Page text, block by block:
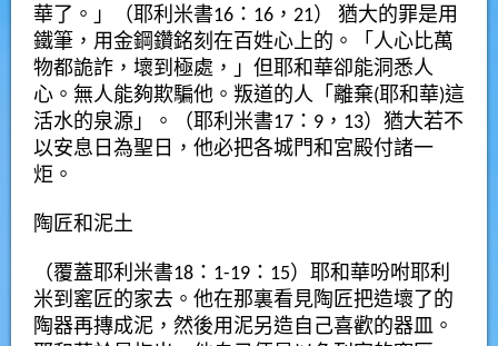
華了。」（耶利米書16：16，21） 猶大的罪是用
鐵筆，用金鋼鑽銘刻在百姓心上的。「人心比萬
物都詭詐，壞到極處，」但耶和華卻能洞悉人
心。無人能夠欺騙他。叛道的人「離棄(耶和華)這
活水的泉源」。（耶利米書17：9，13）猶大若不
以安息日為聖日，他必把各城門和宮殿付諸一
炬。
陶匠和泥土
（覆蓋耶利米書18：1-19：15）耶和華吩咐耶利
米到窰匠的家去。他在那裏看見陶匠把造壞了的
陶器再摶成泥，然後用泥另造自己喜歡的器皿。